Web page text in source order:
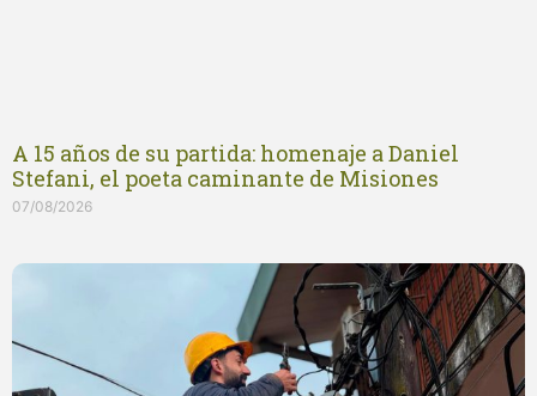
A 15 años de su partida: homenaje a Daniel
Stefani, el poeta caminante de Misiones
07/08/2026